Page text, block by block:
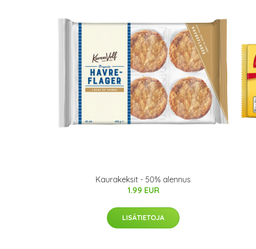
Kaurakeksit - 50% alennus
1.99 EUR
LISÄTIETOJA